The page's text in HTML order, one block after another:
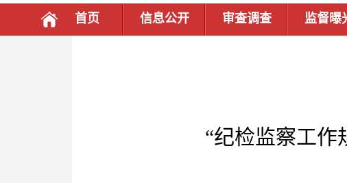
首页 信息公开 审查调查 监督曝
“纪检监察工作